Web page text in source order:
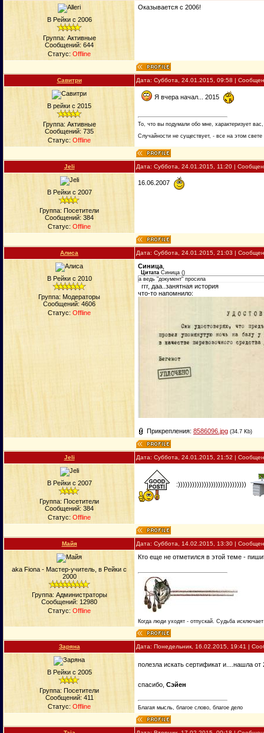
В Рейки с 2006
Группа: Активные
Сообщений: 644
Статус: Offline
Оказывается с 2006!
Савитри Дата: Суббота, 24.01.2015, 09:58 |
В рейки с 2015
Группа: Активные
Сообщений: 735
Статус: Offline
Я вчера начал... 2015
То, что вы подумали обо мне, характеризует
Случайности не существует, - все на этом
Jeli Дата: Суббота, 24.01.2015, 11:20 |
В Рейки с 2007
Группа: Посетители
Сообщений: 384
Статус: Offline
16.06.2007
Алиса Дата: Суббота, 24.01.2015, 21:03 |
В Рейки с 2010
Группа: Модераторы
Сообщений: 4606
Статус: Offline
Синица
Цитата Синица ()
а ведь "документ" просила
ггг, даа..занятная история
что-то напомнило:
Прикрепления: 8586096.jpg (34.7 Kb)
Jeli Дата: Суббота, 24.01.2015, 21:52 |
В Рейки с 2007
Группа: Посетители
Сообщений: 384
Статус: Offline
:)))))))))))))))))))))))))))))
Майя Дата: Суббота, 14.02.2015, 13:30 |
aka Fiona - Мастер-учитель, в Рейки с
2000
Группа: Администраторы
Сообщений: 12980
Статус: Offline
Кто еще не отметился в этой теме -
Когда люди уходят - отпускай. Судьба
Заряна Дата: Понедельник, 16.02.2015, 19:41 |
В Рейки с 2005
Группа: Посетители
Сообщений: 411
Статус: Offline
полезла искать сертификат и....нашла
спасибо, Сэйен
Благая мысль, благое слово, благое дело